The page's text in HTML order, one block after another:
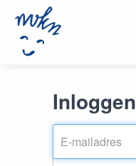
Inloggen